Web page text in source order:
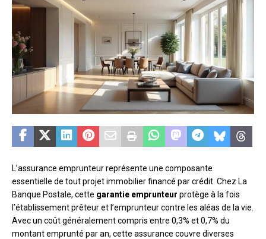
L’assurance emprunteur représente une composante
essentielle de tout projet immobilier financé par crédit. Chez La
Banque Postale, cette garantie emprunteur protège à la fois
l’établissement prêteur et l’emprunteur contre les aléas de la vie.
Avec un coût généralement compris entre 0,3% et 0,7% du
montant emprunté par an, cette assurance couvre diverses